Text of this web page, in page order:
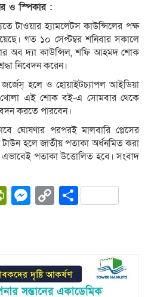
ও স্পিকার :
টাওয়ার হ্যামলেটস কাউন্সিলের পক্ষ
গত ১০ সেপ্টম্বর শনিবার সকালে
অব দ্যা কাউন্সিল, শফি আহমদ শোক
নিবেদন করেন।
জর্জেস্ হলে ও হোয়াইটচ্যাপল আইডিয়া
খোলা এই শোক বই-এ সোমবার থেকে
করতে পারবেন।
ঘোষণার পরপরই মালবারি প্লেসের
হলে জাতীয় পতাকা অর্ধনমিত করা
এভাবেই পতাকা উত্তোলিত হবে। সংবাদ
PrintFriendly
Messenger
CopyShare